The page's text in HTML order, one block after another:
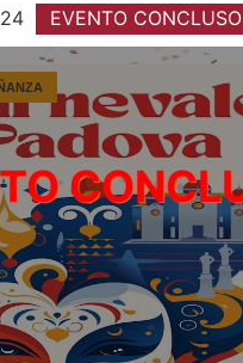
EVENTO CONCLUSO